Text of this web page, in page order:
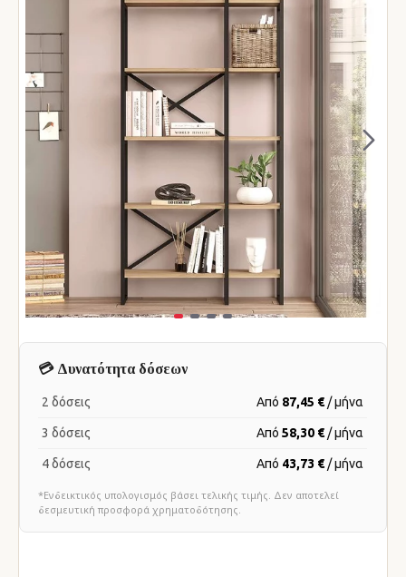
💳 Δυνατότητα δόσεων
2 δόσεις Από 87,45 € / μήνα
3 δόσεις Από 58,30 € / μήνα
4 δόσεις Από 43,73 € / μήνα
*Ενδεικτικός υπολογισμός βάσει τελικής τιμής. Δεν αποτελεί
δεσμευτική προσφορά χρηματοδότησης.